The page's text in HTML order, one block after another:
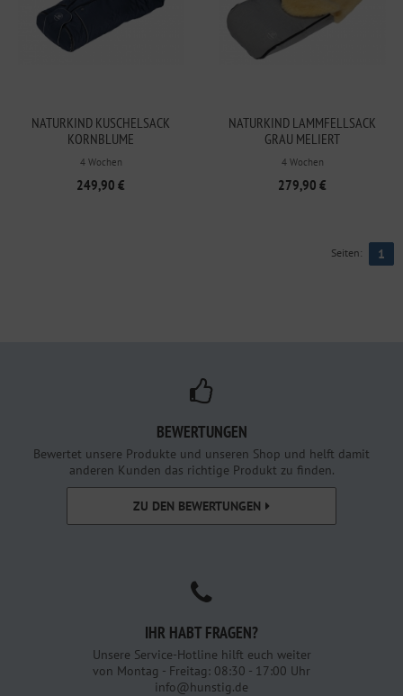
NATURKIND KUSCHELSACK
KORNBLUME
4 Wochen
249,90 €
NATURKIND LAMMFELLSACK
GRAU MELIERT
4 Wochen
279,90 €
Seiten: 1
BEWERTUNGEN
Bewertet unsere Produkte und unseren Shop und helft damit
anderen Kunden das richtige Produkt zu finden.
ZU DEN BEWERTUNGEN
IHR HABT FRAGEN?
Unsere Service-Hotline hilft euch weiter
von Montag - Freitag: 08:30 - 17:00 Uhr
info@hunstig.de